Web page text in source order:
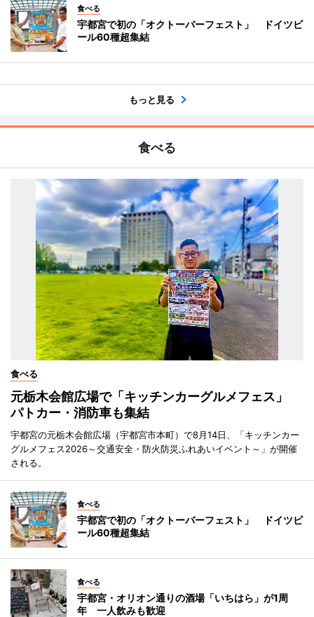
食べる
宇都宮で初の「オクトーバーフェスト」 ドイツビ
ール60種超集結
もっと見る
食べる
食べる
元栃木会館広場で「キッチンカーグルメフェス」
パトカー・消防車も集結
宇都宮の元栃木会館広場（宇都宮市本町）で8月14日、「キッチンカー
グルメフェス2026～交通安全・防火防災ふれあいイベント～」が開催
される。
食べる
宇都宮で初の「オクトーバーフェスト」 ドイツビ
ール60種超集結
食べる
宇都宮・オリオン通りの酒場「いちはら」が1周
年 一人飲みも歓迎